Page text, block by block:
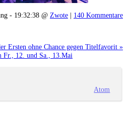
- 19:32:38 @ Zwote | 140 Kommentare
Ersten ohne Chance gegen Titelfavorit »
Fr., 12. und Sa., 13.Mai
Atom